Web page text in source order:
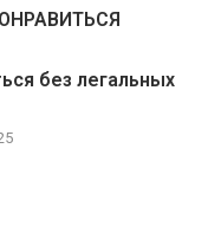
без легальных